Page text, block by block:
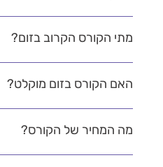
מתי הקורס הקרוב בזום?
האם הקורס בזום מוקלט?
מה המחיר של הקורס?